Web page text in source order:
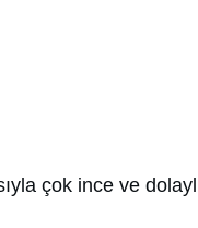
çok ince ve